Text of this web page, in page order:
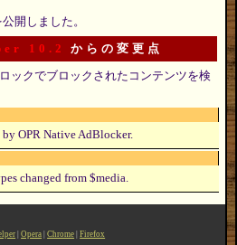
開しました。
10.2 からの変更点
ックでブロックされたコンテンツを検
OPR Native AdBlocker.
changed from $media.
Opera Chrome Firefox